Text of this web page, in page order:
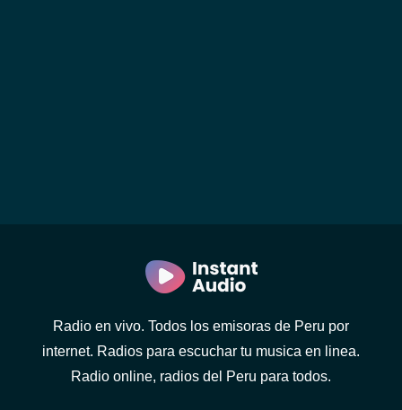
Radio en vivo. Todos los emisoras de Peru por
internet. Radios para escuchar tu musica en linea.
Radio online, radios del Peru para todos.